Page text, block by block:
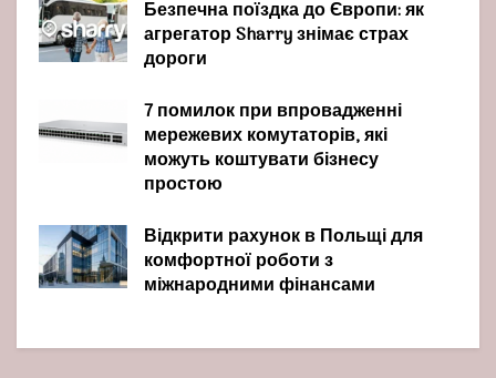
Безпечна поїздка до Європи: як
агрегатор Sharry знімає страх
дороги
7 помилок при впровадженні
мережевих комутаторів, які
можуть коштувати бізнесу
простою
Відкрити рахунок в Польщі для
комфортної роботи з
міжнародними фінансами